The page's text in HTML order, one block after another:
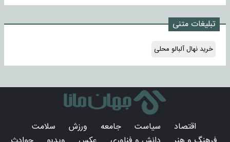
تبلیغات متنی
خرید نهال آلبالو محلی
اقتصاد سیاست جامعه ورزش
سلامت